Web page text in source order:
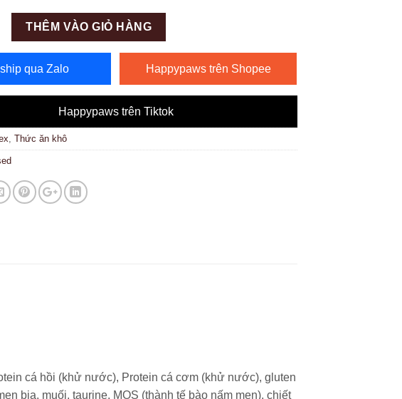
THÊM VÀO GIỎ HÀNG
qua Zalo Happypaws trên Shopee
Happypaws trên Tiktok
Thức ăn khô
cá hồi (khử nước), Protein cá cơm (khử nước), gluten
bia, muối, taurine, MOS (thành tế bào nấm men), chiết